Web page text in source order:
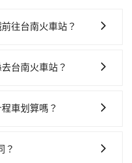
往台南火車站？
！從最早06:25一直到
鐘。抵達高鐵站後，步行
鐘出站、等待車站前排班
台南火車站？
己開車），最重要的是你
再額外加收$3.2，從南投
車划算嗎？
攔不到車，也可考慮打電
？